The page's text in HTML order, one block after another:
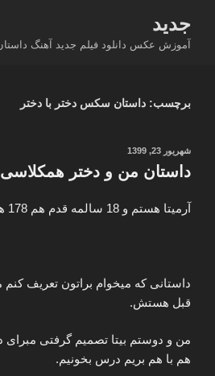
محتوا
جدید
آموزش عکس دانلود فیلم جدید آهنگ داستان
برچسب: داستان سکس دختر با دختر
نوشته‌شده
شهریور 23, 1399
داستان من و دختر همکلاسی
آرمیتا هستم و 18 سالمه قدم هم 178 هستش.
داستانی که میخوام براتون تعریف
قبل هستش.
من و دوستم بیتا تصمیم گرفتی
هم با هم بریم درس بخونیم.